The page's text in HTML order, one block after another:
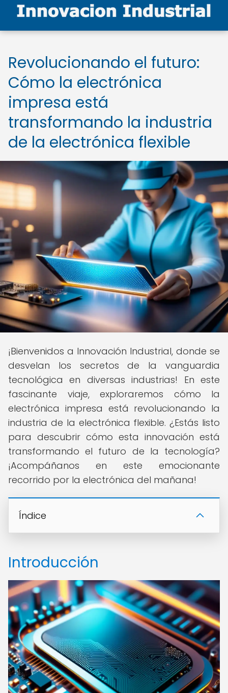
Revolucionando el futuro:
Cómo la electrónica
impresa está
transformando la industria
de la electrónica flexible
¡Bienvenidos a Innovación Industrial, donde se
desvelan los secretos de la vanguardia
tecnológica en diversas industrias! En este
fascinante viaje, exploraremos cómo la
electrónica impresa está revolucionando la
industria de la electrónica flexible. ¿Estás listo
para descubrir cómo esta innovación está
transformando el futuro de la tecnología?
¡Acompáñanos en este emocionante
recorrido por la electrónica del mañana!
Índice
Introducción